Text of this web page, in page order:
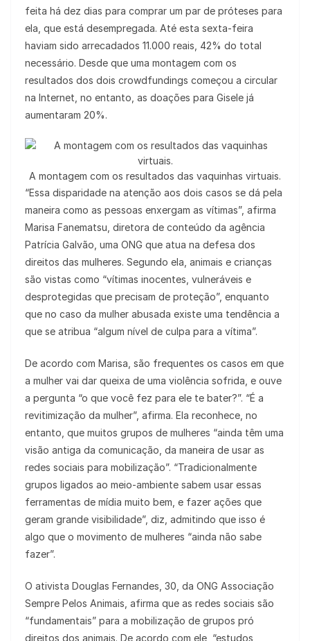
feita há dez dias para comprar um par de próteses para
ela, que está desempregada. Até esta sexta-feira
haviam sido arrecadados 11.000 reais, 42% do total
necessário. Desde que uma montagem com os
resultados dos dois crowdfundings começou a circular
na Internet, no entanto, as doações para Gisele já
aumentaram 20%.
A montagem com os resultados das vaquinhas virtuais.
“Essa disparidade na atenção aos dois casos se dá pela
maneira como as pessoas enxergam as vítimas”, afirma
Marisa Fanematsu, diretora de conteúdo da agência
Patrícia Galvão, uma ONG que atua na defesa dos
direitos das mulheres. Segundo ela, animais e crianças
são vistas como “vítimas inocentes, vulneráveis e
desprotegidas que precisam de proteção”, enquanto
que no caso da mulher abusada existe uma tendência a
que se atribua “algum nível de culpa para a vítima”.
De acordo com Marisa, são frequentes os casos em que
a mulher vai dar queixa de uma violência sofrida, e ouve
a pergunta “o que você fez para ele te bater?”. “É a
revitimização da mulher”, afirma. Ela reconhece, no
entanto, que muitos grupos de mulheres “ainda têm uma
visão antiga da comunicação, da maneira de usar as
redes sociais para mobilização”. “Tradicionalmente
grupos ligados ao meio-ambiente sabem usar essas
ferramentas de mídia muito bem, e fazer ações que
geram grande visibilidade”, diz, admitindo que isso é
algo que o movimento de mulheres “ainda não sabe
fazer”.
O ativista Douglas Fernandes, 30, da ONG Associação
Sempre Pelos Animais, afirma que as redes sociais são
“fundamentais” para a mobilização de grupos pró
direitos dos animais. De acordo com ele, “estudos